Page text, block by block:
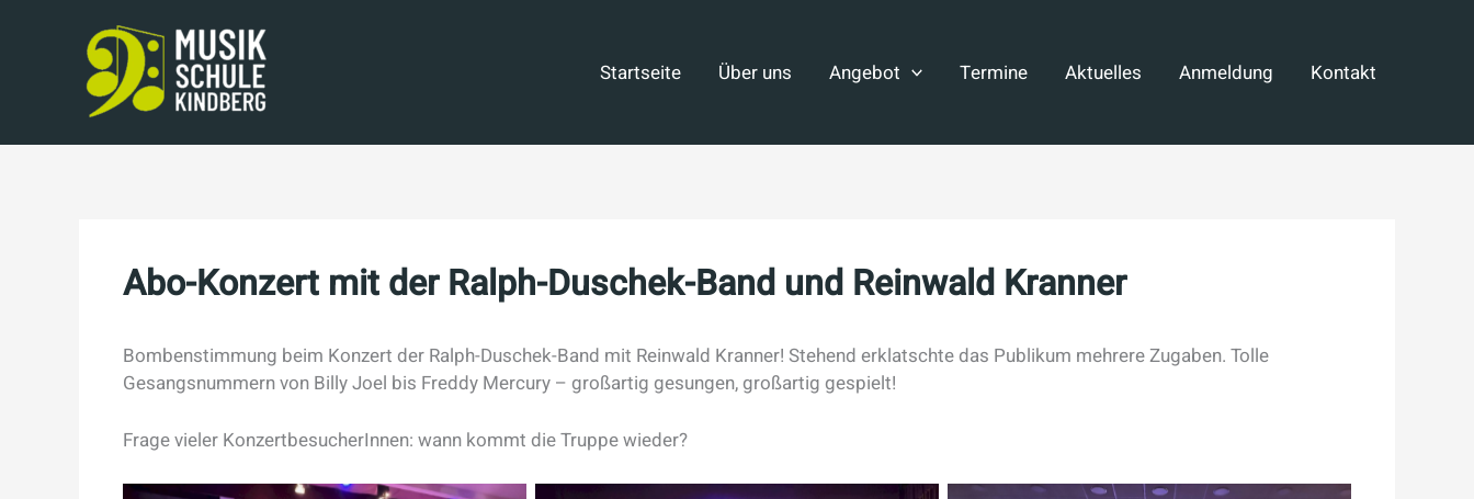
Startseite Über uns Angebot Termine Aktuelles Anmeldung Kontakt
Abo-Konzert mit der Ralph-Duschek-Band und Reinwald Kranner
Bombenstimmung beim Konzert der Ralph-Duschek-Band mit Reinwald Kranner! Stehend erklatschte das Publikum mehrere Zugaben. Tolle
Gesangsnummern von Billy Joel bis Freddy Mercury – großartig gesungen, großartig gespielt!
Frage vieler KonzertbesucherInnen: wann kommt die Truppe wieder?